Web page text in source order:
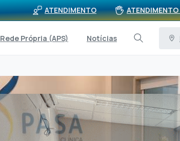
ATENDIMENTO
Rede Própria (APS) Notícias